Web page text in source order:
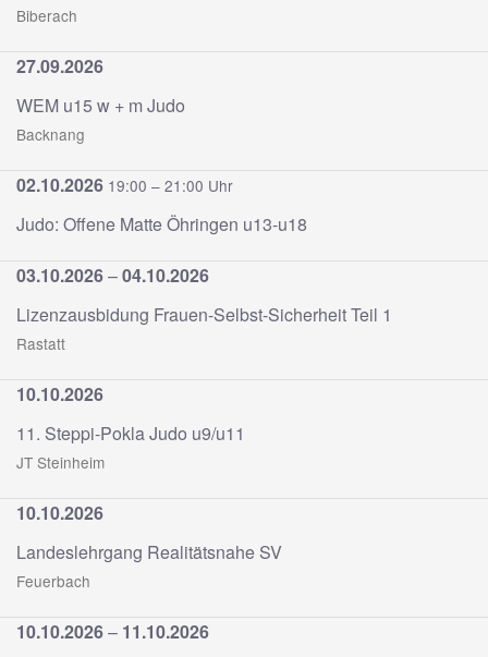
Biberach
27.09.2026
WEM u15 w + m Judo
Backnang
02.10.2026 19:00 – 21:00 Uhr
Judo: Offene Matte Öhringen u13-u18
03.10.2026–04.10.2026
Lizenzausbidung Frauen-Selbst-Sicherheit Teil 1
Rastatt
10.10.2026
11. Steppi-Pokla Judo u9/u11
JT Steinheim
10.10.2026
Landeslehrgang Realitätsnahe SV
Feuerbach
10.10.2026– 11.10.2026